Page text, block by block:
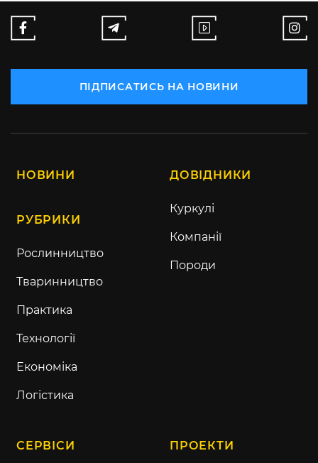
ПІДПИСАТИСЬ НА НОВИНИ
НОВИНИ
РУБРИКИ
Рослинництво
Тваринництво
Практика
Технології
Економіка
Логістика
ДОВІДНИКИ
Куркулі
Компанії
Породи
СЕРВІСИ ПРОЕКТИ